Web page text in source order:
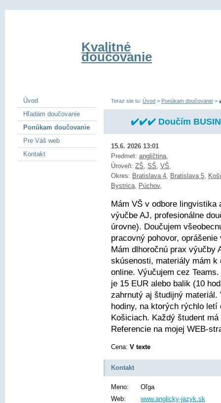
Kvalitné
doučovanie
Teraz ste tu: Úvod > Ponúkam doučovanie >
✔️✔️✔️ Doučím
15.6. 2026 13:01
Predmet: angličtina,
Úroveň: ZŠ, SŠ, VŠ,
Okres: Bratislava 4, Bratislava 5,
Bystrica, Púchov,
Mám VŠ v odbore
výučbe AJ, profesionálne
úrovne). Doučujem
pracovný pohovor,
Mám dlhoročnú prax výučby
skúsenosti, materiály mám
online. Výučujem cez
je 15 EUR alebo balik (10
zahrnutý aj študijný materiál.
hodiny, na ktorých rýchlo
Košiciach. Každý študent
Referencie na mojej WEB-
Cena: V texte
Kontakt
Meno:
Oľga
Web:
www.anglicky-jazyk.sk
Úvod
Hľadám doučovanie
Ponúkam doučovanie
Pre Váš web
Kontakt